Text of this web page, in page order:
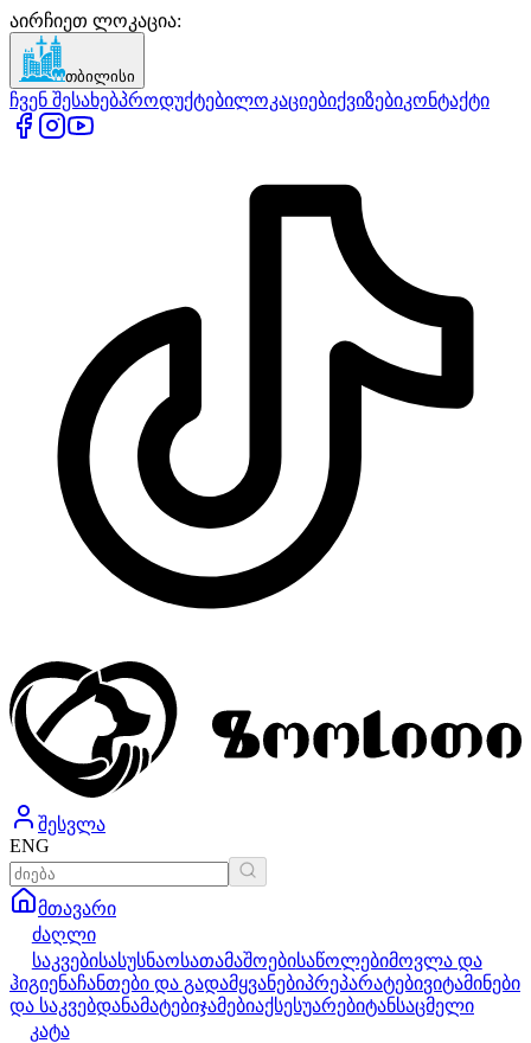
აირჩიეთ ლოკაცია:
თბილისი
ჩვენ შესახებპროდუქტებილოკაციებიქვიზებიკონტაქტი
შესვლა
ENG
მთავარი
ძაღლი
საკვებისასუსნაოსათამაშოებისაწოლებიმოვლა და
ჰიგიენაჩანთები და გადამყვანებიპრეპარატებივიტამინები
და საკვებდანამატებიჯამებიაქსესუარებიტანსაცმელი
კატა